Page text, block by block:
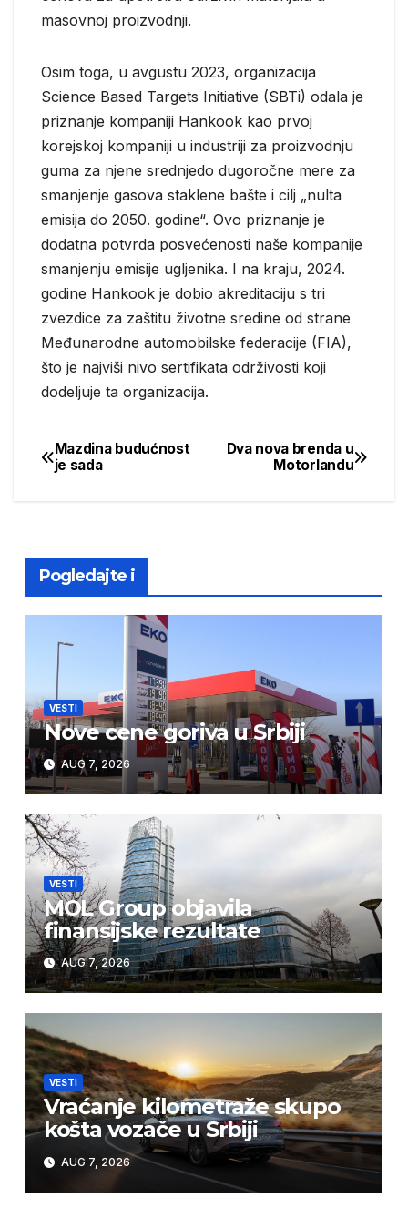
masovnoj proizvodnji.
Osim toga, u avgustu 2023, organizacija
Science Based Targets Initiative (SBTi) odala je
priznanje kompaniji Hankook kao prvoj
korejskoj kompaniji u industriji za proizvodnju
guma za njene srednjedo dugoročne mere za
smanjenje gasova staklene bašte i cilj „nulta
emisija do 2050. godine“. Ovo priznanje je
dodatna potvrda posvećenosti naše kompanije
smanjenju emisije ugljenika. I na kraju, 2024.
godine Hankook je dobio akreditaciju s tri
zvezdice za zaštitu životne sredine od strane
Međunarodne automobilske federacije (FIA),
što je najviši nivo sertifikata održivosti koji
dodeljuje ta organizacija.
Post
Dva nova brenda u
Motorlandu
Mazdina budućnost
je sada
Pogledajte i
VESTI
Nove cene goriva u Srbiji
AUG 7, 2026
VESTI
MOL Group objavila
finansijske rezultate
AUG 7, 2026
VESTI
Vraćanje kilometraže skupo
košta vozače u Srbiji
AUG 7, 2026